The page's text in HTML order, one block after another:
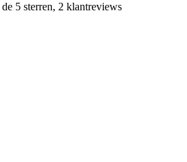
5 sterren, 2 klantreviews